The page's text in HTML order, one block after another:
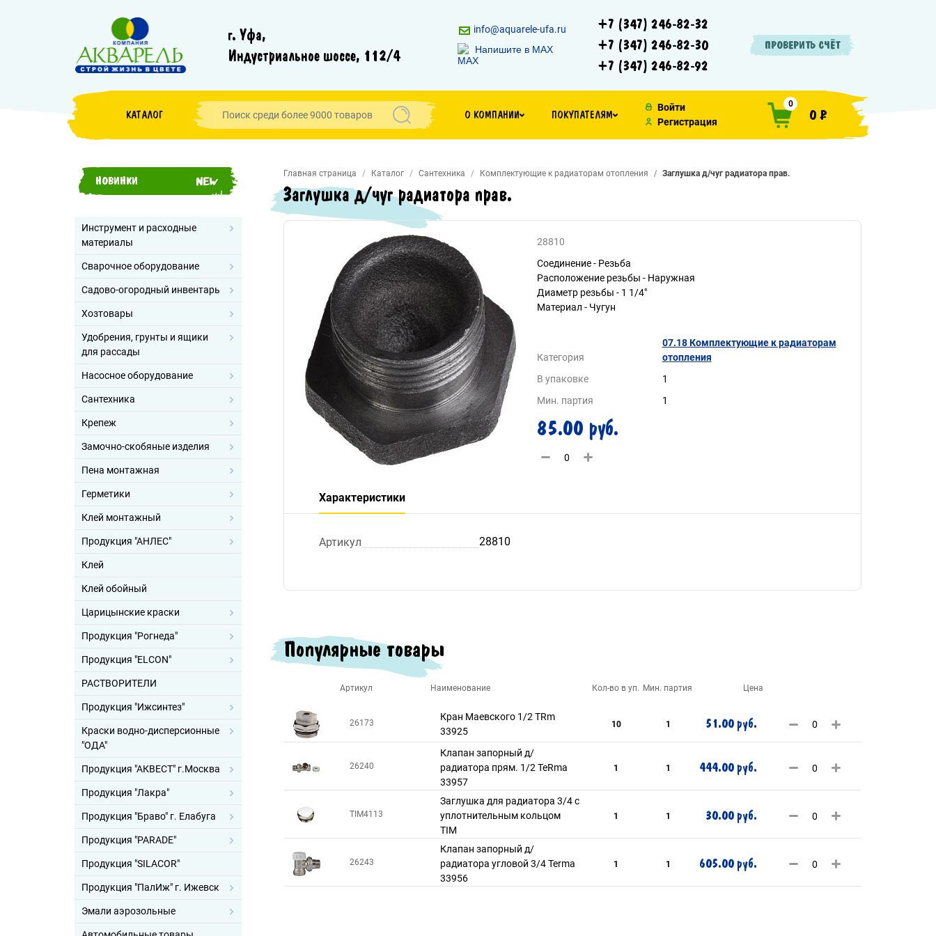
г. Уфа,
Индустриальное шоссе, 112/4
info@aquarele-ufa.ru
Напишите в MAX
+7 (347) 246-82-32
+7 (347) 246-82-30
+7 (347) 246-82-92
ПРОВЕРИТЬ СЧЁТ
КАТАЛОГ О КОМПАНИИ ПОКУПАТЕЛЯМ
Войти
Регистрация
0
0 ₽
НОВИНКИ
Инструмент и расходные
материалы
Сварочное оборудование
Садово-огородный инвентарь
Хозтовары
Удобрения, грунты и ящики
для рассады
Насосное оборудование
Сантехника
Крепеж
Замочно-скобяные изделия
Пена монтажная
Герметики
Клей монтажный
Продукция "АНЛЕС"
Клей
Клей обойный
Царицынские краски
Продукция "Рогнеда"
Продукция "ELCON"
РАСТВОРИТЕЛИ
Продукция "Ижсинтез"
Краски водно-дисперсионные
"ОДА"
Продукция "АКВЕСТ" г.Москва
Продукция "Лакра"
Продукция "Браво" г. Елабуга
Продукция "PARADE"
Продукция "SILACOR"
Продукция "ПалИж" г. Ижевск
Эмали аэрозольные
Главная страница Каталог Сантехника Комплектующие к радиаторам отопления Заглушка д/чуг радиатора прав.
Заглушка д/чуг радиатора прав.
28810
Соединение - Резьба
Расположение резьбы - Наружная
Диаметр резьбы - 1 1/4"
Материал - Чугун
Категория
07.18 Комплектующие к радиаторам
отопления
В упаковке
1
Мин. партия
1
85.00 руб.
Характеристики
Артикул 28810
Популярные товары
Артикул Наименование Кол-во в уп. Мин. партия Цена
26173
Кран Маевского 1/2 TRm
33925
10 1 51.00 руб.
26240
Клапан запорный д/
радиатора прям. 1/2 TeRma
33957
1 1 444.00 руб.
TIM4113
Заглушка для радиатора 3/4 с
уплотнительным кольцом
TIM
1 1 30.00 руб.
26243
Клапан запорный д/
радиатора угловой 3/4 Terma
33956
1 1 605.00 руб.